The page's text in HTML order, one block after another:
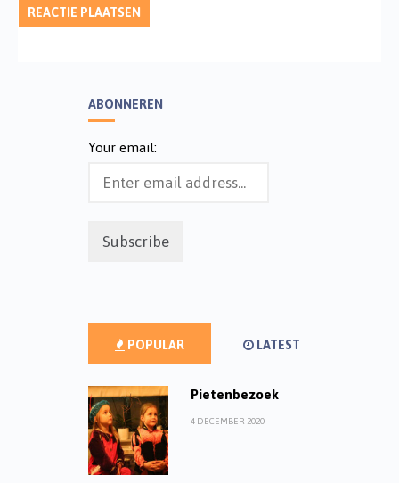
ABONNEREN
Your email:
POPULAR LATEST
Pietenbezoek
4 DECEMBER 2020